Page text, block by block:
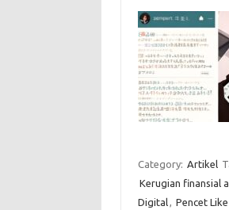
Category: Artikel
Kerugian finansial
Digital
Pencet